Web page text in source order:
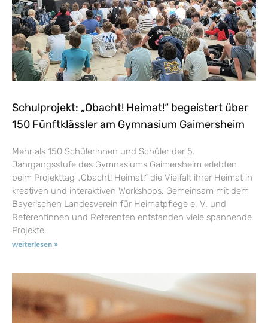
Schulprojekt: „Obacht! Heimat!“ begeistert über
150 Fünftklässler am Gymnasium Gaimersheim
Mehr als 150 Schülerinnen und Schüler der 5.
Jahrgangsstufe des Gymnasiums Gaimersheim erlebten
beim Projekttag „Obacht! Heimat!“ die Vielfalt ihrer Heimat in
kreativen und interaktiven Workshops. Gemeinsam mit dem
Bayerischen Landesverein für Heimatpflege e. V. und
Referentinnen und Referenten entstanden viele spannende
Projekte.
weiterlesen »